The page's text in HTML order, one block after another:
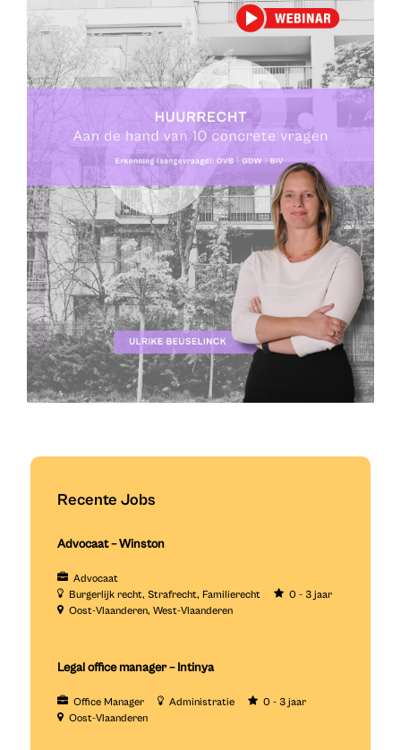
Recente Jobs
Advocaat – Winston
Advocaat
Burgerlijk recht Strafrecht Familierecht
0 - 3 jaar
Oost-Vlaanderen West-Vlaanderen
Legal office manager – Intinya
Office Manager Administratie
0 - 3 jaar
Oost-Vlaanderen